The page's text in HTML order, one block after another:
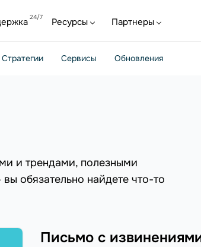
Ресурсы Партнеры
Стратегии Сервисы Обновления
и трендами, полезными
обязательно найдете что-то
Письмо с